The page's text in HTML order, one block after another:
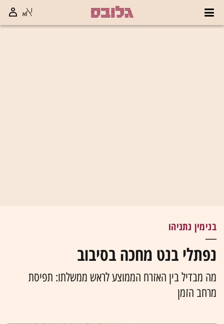
בנימין נתניהו
נפתלי בנט מחכה בסיבוב
מה מבדיל בין האזרח הממוצע לראש ממשלתו: תפיסת
מרחב הזמן